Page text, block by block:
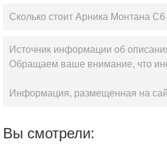
Сколько стоит Арника Монтана
Источник информации об
Обращаем ваше внимание, что
Информация, размещенная на
Вы смотрели: